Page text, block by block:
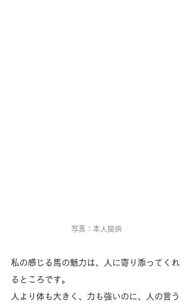
写真：本人提供
私の感じる馬の魅力は、人に寄り添ってくれ
るところです。
人より体も大きく、力も強いのに、人の言う